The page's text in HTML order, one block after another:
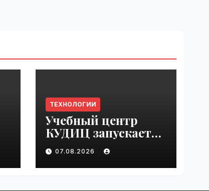
ТЕХНОЛОГИИ
Учебный центр
КУДИЦ запускает
авторизованный
курс по
администрировани
07.08.2026